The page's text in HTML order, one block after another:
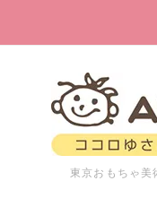
東京おもちゃ